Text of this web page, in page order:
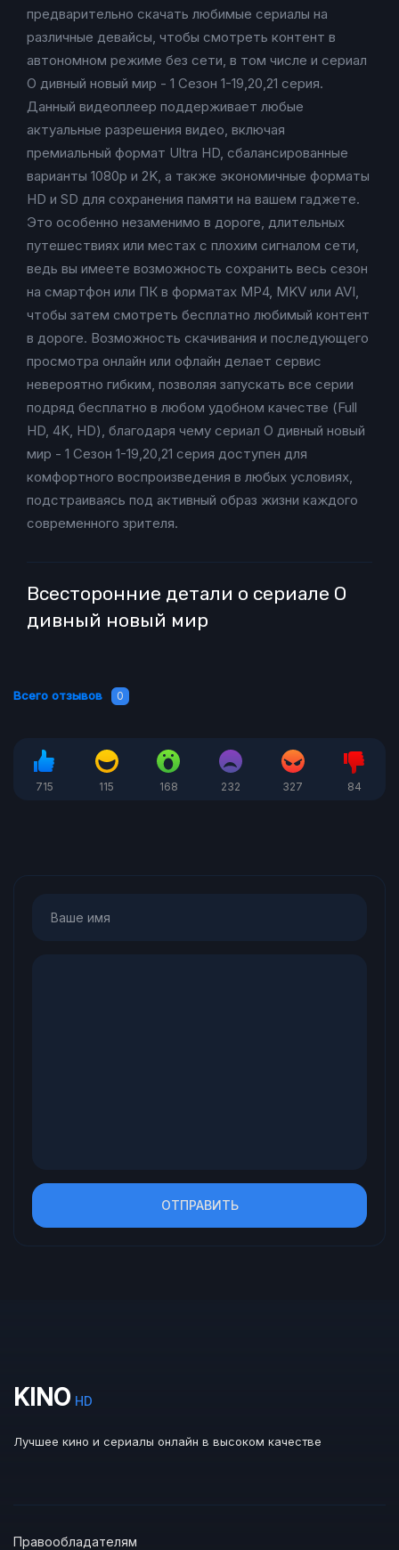
предварительно скачать любимые сериалы на
различные девайсы, чтобы смотреть контент в
автономном режиме без сети, в том числе и сериал
О дивный новый мир - 1 Сезон 1-19,20,21 серия.
Данный видеоплеер поддерживает любые
актуальные разрешения видео, включая
премиальный формат Ultra HD, сбалансированные
варианты 1080p и 2K, а также экономичные форматы
HD и SD для сохранения памяти на вашем гаджете.
Это особенно незаменимо в дороге, длительных
путешествиях или местах с плохим сигналом сети,
ведь вы имеете возможность сохранить весь сезон
на смартфон или ПК в форматах MP4, MKV или AVI,
чтобы затем смотреть бесплатно любимый контент
в дороге. Возможность скачивания и последующего
просмотра онлайн или офлайн делает сервис
невероятно гибким, позволяя запускать все серии
подряд бесплатно в любом удобном качестве (Full
HD, 4K, HD), благодаря чему сериал О дивный новый
мир - 1 Сезон 1-19,20,21 серия доступен для
комфортного воспроизведения в любых условиях,
подстраиваясь под активный образ жизни каждого
современного зрителя.
Всесторонние детали о сериале О
дивный новый мир
Всего отзывов 0
715 115 168 232 327 84
ОТПРАВИТЬ
KINO HD
Лучшее кино и сериалы онлайн в высоком качестве
Правообладателям